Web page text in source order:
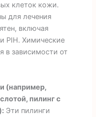
клеток кожи.
для лечения
включая
PIH. Химические
в зависимости от
(например,
пилинг с
Эти пилинги